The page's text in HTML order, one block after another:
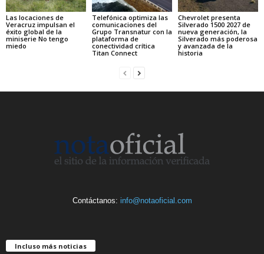
Las locaciones de
Veracruz impulsan el
éxito global de la
miniserie No tengo
miedo
Telefónica optimiza las
comunicaciones del
Grupo Transnatur con la
plataforma de
conectividad crítica
Titan Connect
Chevrolet presenta
Silverado 1500 2027 de
nueva generación, la
Silverado más poderosa
y avanzada de la
historia
Contáctanos: info@notaoficial.com
Incluso más noticias